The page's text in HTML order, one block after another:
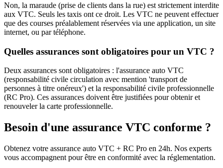
Non, la maraude (prise de clients dans la rue) est strictement interdite
aux VTC. Seuls les taxis ont ce droit. Les VTC ne peuvent effectuer
que des courses préalablement réservées via une application, un site
internet, ou par téléphone.
Quelles assurances sont obligatoires pour un VTC ?
Deux assurances sont obligatoires : l'assurance auto VTC
(responsabilité civile circulation avec mention 'transport de
personnes à titre onéreux') et la responsabilité civile professionnelle
(RC Pro). Ces assurances doivent être justifiées pour obtenir et
renouveler la carte professionnelle.
Besoin d'une assurance VTC conforme ?
Obtenez votre assurance auto VTC + RC Pro en 24h. Nos experts
vous accompagnent pour être en conformité avec la réglementation.